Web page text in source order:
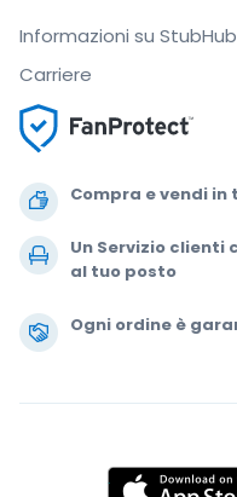
Compra e vendi
Un Servizio clienti
al tuo posto
Ogni ordine è
Informazioni su StubHub
Carriere
.